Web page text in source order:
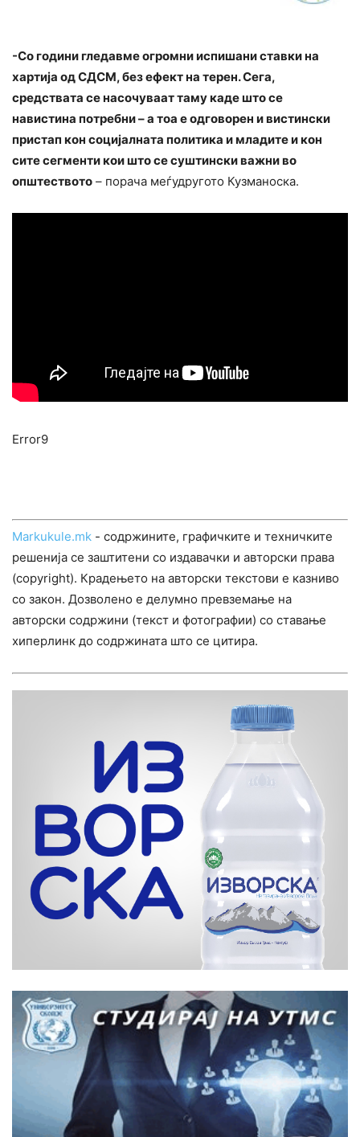
-Со години гледавме огромни испишани ставки на
хартија од СДСМ, без ефект на терен. Сега,
средствата се насочуваат таму каде што се
навистина потребни – а тоа е одговорен и вистински
пристап кон социјалната политика и младите и кон
сите сегменти кои што се суштински важни во
општеството – порача меѓудругото Кузманоска.
Error9
Markukule.mk - содржините, графичките и техничките
решенија се заштитени со издавачки и авторски права
(copyright). Крадењето на авторски текстови е казниво
со закон. Дозволено е делумно превземање на
авторски содржини (текст и фотографии) со ставање
хиперлинк до содржината што се цитира.